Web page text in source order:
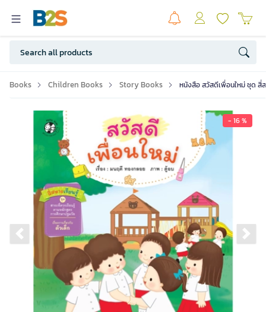
Books Children Books Story Books หนังสือ สวัสดีเพื่อนใหม่ ชุด สี่
- 16 %
Previous slide